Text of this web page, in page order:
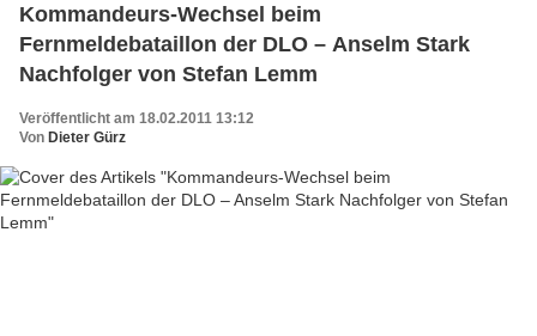
Kommandeurs-Wechsel beim
Fernmeldebataillon der DLO – Anselm Stark
Nachfolger von Stefan Lemm
Veröffentlicht am 18.02.2011 13:12
Von Dieter Gürz